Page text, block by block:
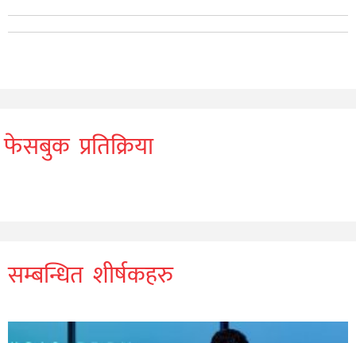
फेसबुक प्रतिक्रिया
सम्बन्धित शीर्षकहरु